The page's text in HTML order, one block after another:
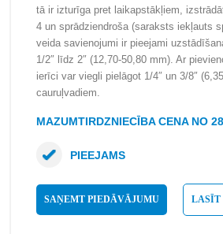
tā ir izturīga pret laikapstākļiem,
4 un sprādziendroša (saraksts iekļauts
veida savienojumi ir pieejami
1/2″ līdz 2″ (12,70-50,80 mm). Ar
ierīci var viegli pielāgot 1/4″ un 3/8″
cauruļvadiem.
MAZUMTIRDZNIECĪBA CENA NO
SAŅEMT PIEDĀVĀJUMU LASĪT
PIEEJAMS